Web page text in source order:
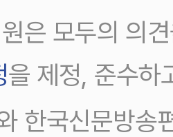
은 모두의 의
을 제정, 준수하
한국신문방송